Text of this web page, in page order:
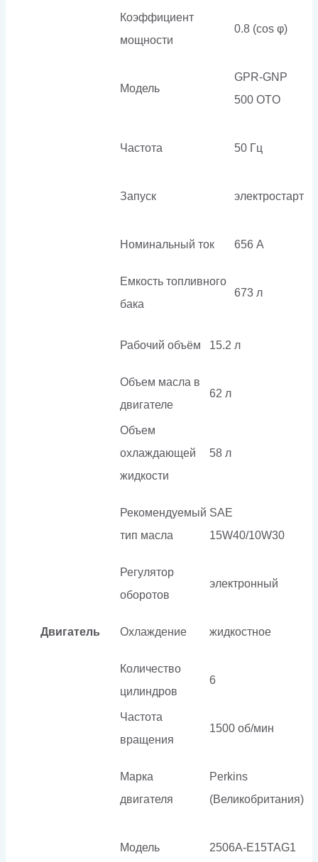
Коэффициент
мощности
0.8 (cos φ)
Модель
GPR-GNP
500 OTO
Частота 50 Гц
Запуск электростарт
Номинальный ток 656 А
Емкость топливного
бака
673 л
Двигатель
Рабочий объём 15.2 л
Объем масла в
двигателе
62 л
Объем
охлаждающей
жидкости
58 л
Рекомендуемый
тип масла
SAE
15W40/10W30
Регулятор
оборотов
электронный
Охлаждение жидкостное
Количество
цилиндров
6
Частота
вращения
1500 об/мин
Марка
двигателя
Perkins
(Великобритания)
Модель 2506A-E15TAG1